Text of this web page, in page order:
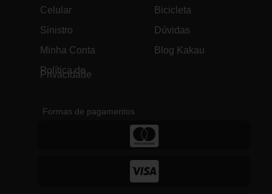
Celular
Sinistro
Minha Conta
Política de
Privacidade
Bicicleta
Dúvidas
Blog Kakau
Formas de pagamentos